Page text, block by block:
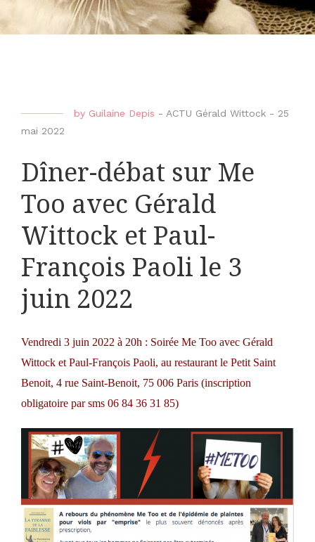
by Guilaine Depis - ACTU Gérald Wittock - 25
mai 2022
Dîner-débat sur Me
Too avec Gérald
Wittock et Paul-
François Paoli le 3
juin 2022
Vendredi 3 juin 2022 à 20h : Soirée Me Too avec Gérald
Wittock et Paul-François Paoli, au restaurant le Petit Saint
Benoit, 4 rue Saint-Benoit, 75 006 Paris (inscription
obligatoire par sms 06 84 36 31 85)